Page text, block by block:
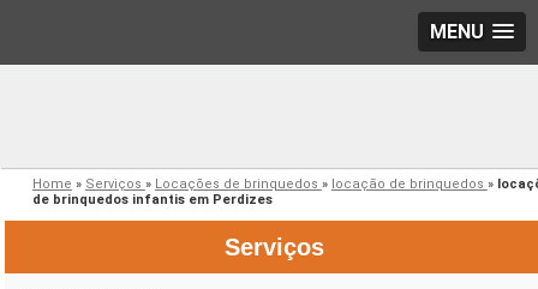
MENU
Home » Serviços » Locações de brinquedos » locação de brinquedos »
de brinquedos infantis em Perdizes
Serviços